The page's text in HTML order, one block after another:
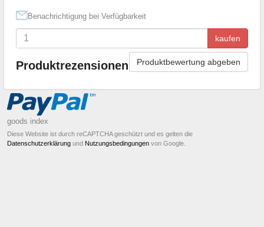
Benachrichtigung bei Verfügbarkeit
kaufen
Produktrezensionen Produktbewertung abgeben
goods index
Diese Website ist durch reCAPTCHA geschützt und es gelten die
Datenschutzerklärung und Nutzungsbedingungen von Google.